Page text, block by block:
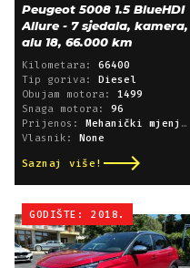
Peugeot 5008 1.5 BlueHDI
Allure - 7 sjedala, kamera,
alu 18, 66.000 km
Kilometara: 66400
Tip goriva: Diesel
Obujam motora: 1499
Snaga motora: 96
Prijenos: Mehanički mjenjač
Vlasnik: None
Saznaj više!
GODIŠTE: 2018.